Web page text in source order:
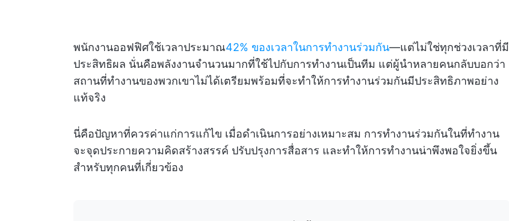
พนักงานออฟฟิศใช้เวลาประมาณ42% ของเวลาในการทำงานร่วมกัน—แต่ไม่ใช่ทุกช่วงเวลาที่มี
ประสิทธิผล นั่นคือพลังงานจำนวนมากที่ใช้ไปกับการทำงานเป็นทีม แต่ผู้นำหลายคนกลับบอกว่า
สถานที่ทำงานของพวกเขาไม่ได้เตรียมพร้อมที่จะทำให้การทำงานร่วมกันมีประสิทธิภาพอย่าง
แท้จริง
นี่คือปัญหาที่ควรค่าแก่การแก้ไข เมื่อดำเนินการอย่างเหมาะสม การทำงานร่วมกันในที่ทำงาน
จะจุดประกายความคิดสร้างสรรค์ ปรับปรุงการสื่อสาร และทำให้การทำงานน่าพึงพอใจยิ่งขึ้น
สำหรับทุกคนที่เกี่ยวข้อง